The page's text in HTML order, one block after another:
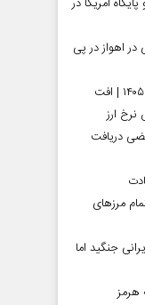
اهواز در پی
قیمت طلا و سکه امروز ۱۱ مرداد ۱۴۰۵ | افت
نرخ ارز
دریافت
از تمام مرز‌های
جنگید اما